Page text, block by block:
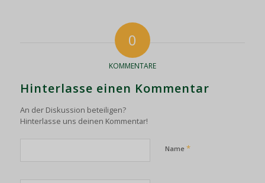
0
KOMMENTARE
Hinterlasse einen Kommentar
An der Diskussion beteiligen?
Hinterlasse uns deinen Kommentar!
Name *